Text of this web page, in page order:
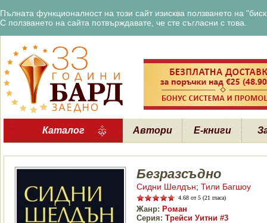
Пълната функционалност на този сайт изисква ползването на
С ползването на сайта потвърждавате, че сте съгласни с това.
Каталог Автори Е-книги
Безразсъдно
Сидни Шелдън; Тили Багшоу
4.68 от 5 (21 гласа)
Жанр: Роман
Серия: Трейси Уитни #3